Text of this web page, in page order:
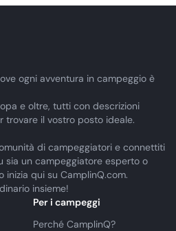
ogni avventura in campeggio è
e oltre, tutti con descrizioni
il vostro posto ideale.
di campeggiatori e connettiti
sia un campeggiatore esperto o
inizia qui su CamplinQ.com.
insieme!
Per i campeggi
Perché CamplinQ?